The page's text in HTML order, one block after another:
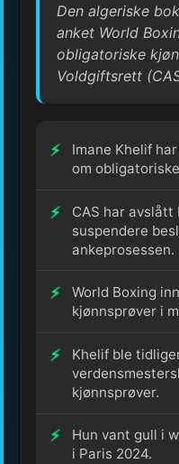
Den algeriske
anket World
obligatoriske
Voldgiftsrett
Imane Khelif
om
CAS har avslått
suspendere
ankeprosessen.
World Boxing
kjønnsprøver i
Khelif ble
kjønnsprøver.
Hun vant gull i
i Paris 2024.